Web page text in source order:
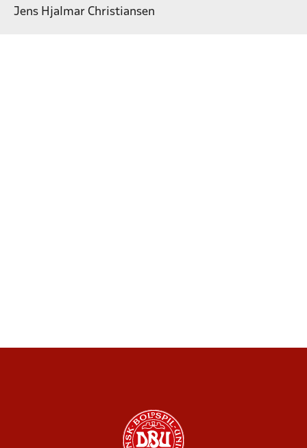
Jens Hjalmar Christiansen